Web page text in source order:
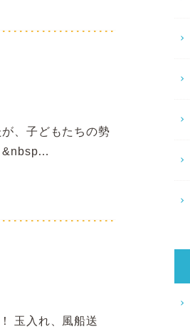
、子どもたちの勢
&nbsp…
玉入れ、風船送